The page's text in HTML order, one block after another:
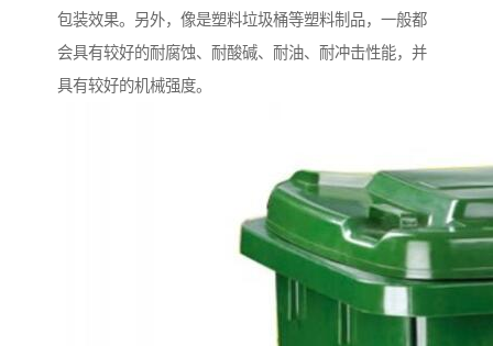
包装效果。另外，像是塑料垃圾桶等塑料制品，一般都
会具有较好的耐腐蚀、耐酸碱、耐油、耐冲击性能，并
具有较好的机械强度。